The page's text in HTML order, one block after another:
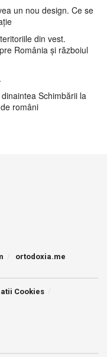
un nou design. Ce se
din vest.
România și războiul
Schimbării la
români
ortodoxia.me
Cookies